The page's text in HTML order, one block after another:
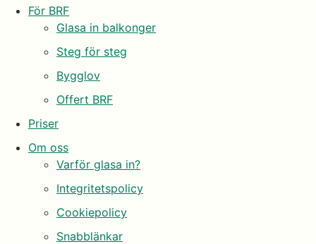
För BRF
Glasa in balkonger
Steg för steg
Bygglov
Offert BRF
Priser
Om oss
Varför glasa in?
Integritetspolicy
Cookiepolicy
Snabblänkar